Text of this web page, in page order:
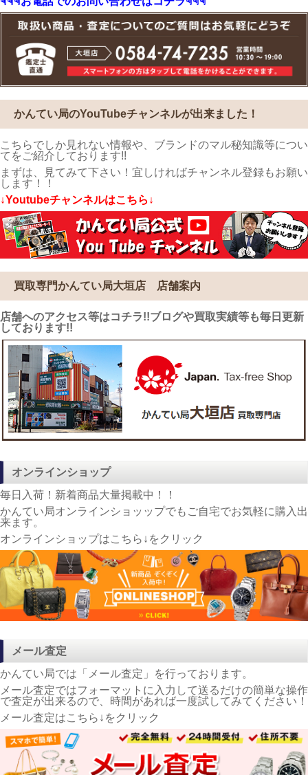
かんてい局のYouTubeチャンネルが出来ました！
こちらでしか見れない情報や、ブランドのマル秘知識等につい
てをご紹介しております!!
まずは、見てみて下さい！宜しければチャンネル登録もお願い
します！！
↓Youtubeチャンネルはこちら↓
買取専門かんてい局大垣店 店舗案内
店舗へのアクセス等はコチラ!!ブログや買取実績等も毎日更新
しております!!
オンラインショップ
毎日入荷！新着商品大量掲載中！！
かんてい局オンラインショッップでもご自宅でお気軽に購入出
来ます。
オンラインショップはこちら↓をクリック
メール査定
かんてい局では「メール査定」を行っております。
メール査定ではフォーマットに入力して送るだけの簡単な操作
で査定が出来るので、時間があれば一度試してみてください！
メール査定はこちら↓をクリック